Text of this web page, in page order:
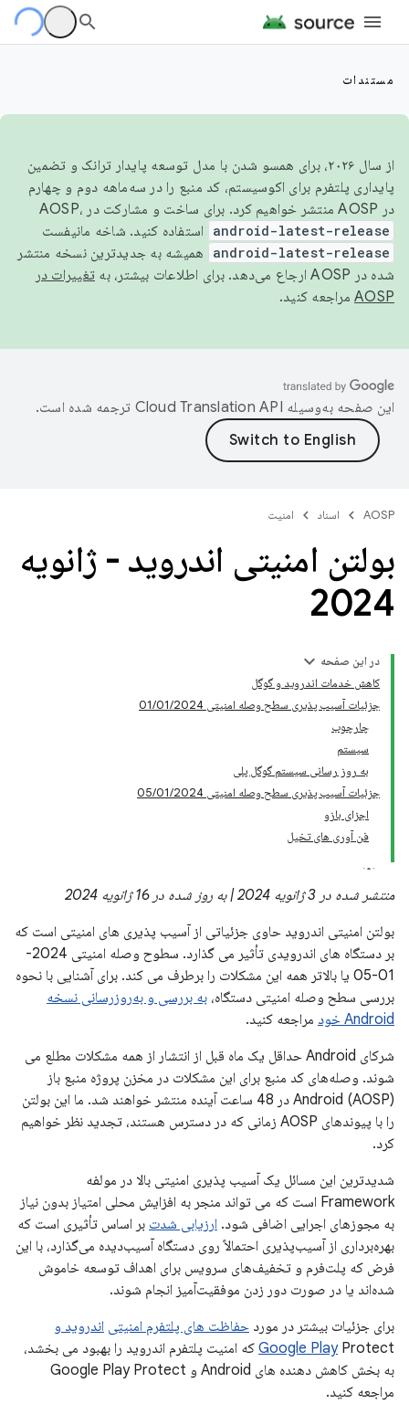
مستندات
از سال ۲۰۲۶، برای همسو شدن با مدل توسعه پایدار ترانک و تضمین
پایداری پلتفرم برای اکوسیستم، کد منبع را در سه‌ماهه دوم و چهارم
در AOSP منتشر خواهیم کرد. برای ساخت و مشارکت در AOSP،
android-latest-release استفاده کنید. شاخه مانیفست
android-latest-release
همیشه به جدیدترین نسخه منتشر
شده در AOSP ارجاع می‌دهد. برای اطلاعات بیشتر، به
تغییرات در
AOSP مراجعه کنید.
این صفحه به‌وسیله ترجمه شده است.
AOSP اسناد امنیت
بولتن امنیتی اندروید - ژانویه
2024
در این صفحه
کاهش خدمات اندروید و گوگل
جزئیات آسیب پذیری سطح وصله امنیتی 01/01/2024
چارچوب
سیستم
به روز رسانی سیستم گوگل پلی
جزئیات آسیب پذیری سطح وصله امنیتی 05/01/2024
اجزای بازو
فن آوری های تخیل
منتشر شده در 3 ژانویه 2024 | به روز شده در 16 ژانویه 2024
بولتن امنیتی اندروید حاوی جزئیاتی از آسیب پذیری های امنیتی است که
بر دستگاه های اندرویدی تأثیر می گذارد. سطوح وصله امنیتی 2024-
01-05 یا بالاتر همه این مشکلات را برطرف می کند. برای آشنایی با نحوه
بررسی سطح وصله امنیتی دستگاه، به بررسی و به‌روزرسانی نسخه
Android خود
مراجعه کنید.
شرکای Android حداقل یک ماه قبل از انتشار از همه مشکلات مطلع می
شوند. وصله‌های کد منبع برای این مشکلات در مخزن پروژه منبع باز
Android (AOSP) در 48 ساعت آینده منتشر خواهند شد. ما این بولتن
را با پیوندهای AOSP زمانی که در دسترس هستند، تجدید نظر خواهیم
کرد.
شدیدترین این مسائل یک آسیب پذیری امنیتی بالا در مولفه
Framework است که می تواند منجر به افزایش محلی امتیاز بدون نیاز
به مجوزهای اجرایی اضافی شود. ارزیابی شدت بر اساس تأثیری است که
بهره‌برداری از آسیب‌پذیری احتمالاً روی دستگاه آسیب‌دیده می‌گذارد، با این
فرض که پلت‌فرم و تخفیف‌های سرویس برای اهداف توسعه خاموش
شده‌اند یا در صورت دور زدن موفقیت‌آمیز انجام شوند.
برای جزئیات بیشتر در مورد حفاظت های پلتفرم امنیتی اندروید و
Google Play Protect که امنیت پلتفرم اندروید را بهبود می بخشد،
به بخش کاهش دهنده های Android و Google Play Protect
مراجعه کنید.